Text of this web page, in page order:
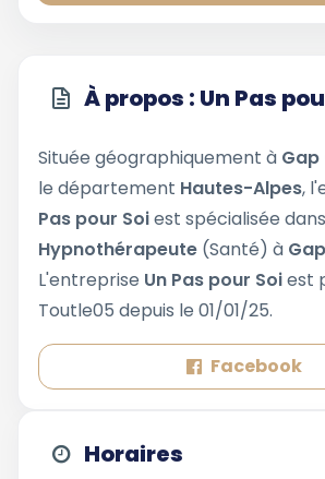
À propos : Un Pas
Située géographiquement à Gap
le département Hautes-Alpes,
Pas pour Soiest spécialisée
Hypnothérapeute (Santé) à Gap
L'entreprise Un Pas pour Soiest
Toutle05 depuis le 01/01/25.
Facebook
Horaires